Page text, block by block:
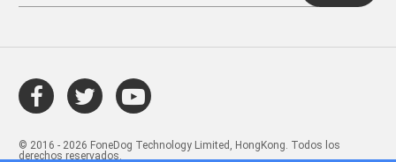
© 2016 - 2026 FoneDog Technology Limited, HongKong. Todos los
derechos reservados.